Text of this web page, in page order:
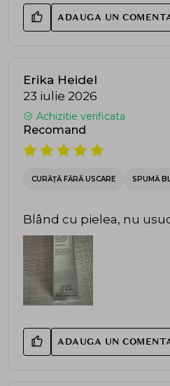
ADAUGA UN
Erika Heidel
23 iulie 2026
Achizitie verificata
Recomand
CURĂȚĂ FĂRĂ USCARE SPUMĂ
Blând cu pielea, nu
ADAUGA UN